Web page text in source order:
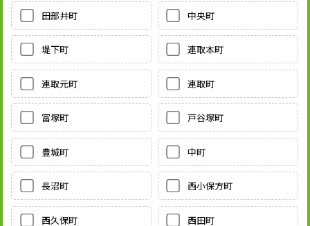
田部井町 中央町
堤下町 連取本町
連取元町 連取町
富塚町 戸谷塚町
豊城町 中町
長沼町 西小保方町
西久保町 西田町